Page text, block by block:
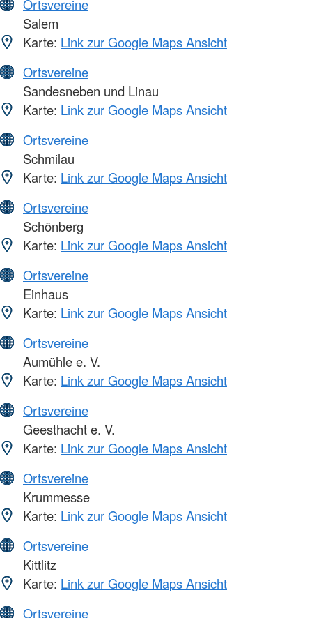
Ortsvereine
Salem
Karte: Link zur Google Maps Ansicht
Ortsvereine
Sandesneben und Linau
Karte: Link zur Google Maps Ansicht
Ortsvereine
Schmilau
Karte: Link zur Google Maps Ansicht
Ortsvereine
Schönberg
Karte: Link zur Google Maps Ansicht
Ortsvereine
Einhaus
Karte: Link zur Google Maps Ansicht
Ortsvereine
Aumühle e. V.
Karte: Link zur Google Maps Ansicht
Ortsvereine
Geesthacht e. V.
Karte: Link zur Google Maps Ansicht
Ortsvereine
Krummesse
Karte: Link zur Google Maps Ansicht
Ortsvereine
Kittlitz
Karte: Link zur Google Maps Ansicht
Ortsvereine